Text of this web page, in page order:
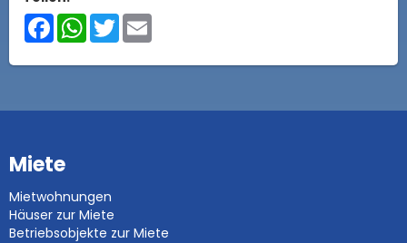
FacebookWhatsApp
Twitter
Miete
Mietwohnungen
Häuser zur Miete
Betriebsobjekte zur Miete